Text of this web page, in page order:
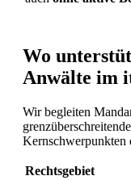
Wo
Anwälte im
Wir begleiten
Kernschwerpunkten
Rechtsgebiet